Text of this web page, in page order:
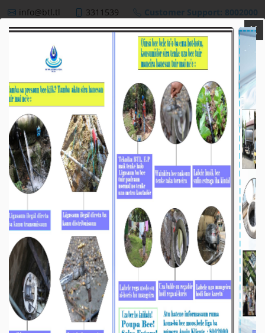
info@btl.tl 3311539 Customer Support: 8002000
Prezidente K.E BTL, E.P Partisipa Palestra iha
UNTL
Média_BTL, E.P October-18-2022
X